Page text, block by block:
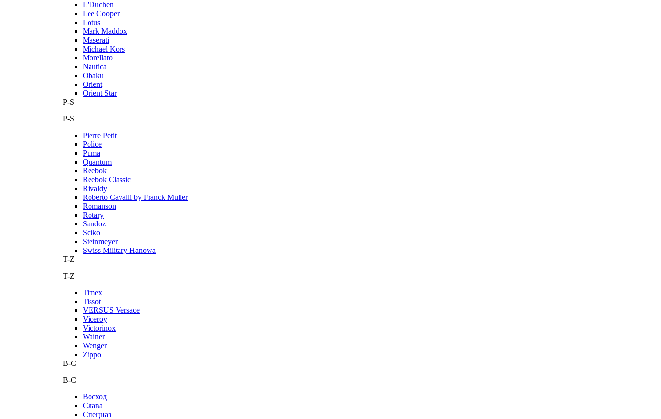
L'Duchen
Lee Cooper
Lotus
Mark Maddox
Maserati
Michael Kors
Morellato
Nautica
Obaku
Orient
Orient Star
P-S
P-S
Pierre Petit
Police
Puma
Quantum
Reebok
Reebok Classic
Rivaldy
Roberto Cavalli by Franck Muller
Romanson
Rotary
Sandoz
Seiko
Steinmeyer
Swiss Military Hanowa
T-Z
T-Z
Timex
Tissot
VERSUS Versace
Viceroy
Victorinox
Wainer
Wenger
Zippo
В-С
В-С
Восход
Слава
Спецназ